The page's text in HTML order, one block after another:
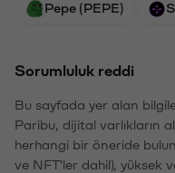
Pepe (PEPE)
Sorumluluk reddi
Bu sayfada yer alan
Paribu, dijital varlıkların
herhangi bir öneride
ve NFT'ler dahil), yüksek